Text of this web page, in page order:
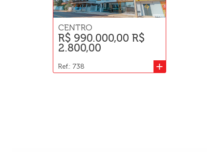
CENTRO
R$ 990.000,00 R$
2.800,00
+
Ref.: 738